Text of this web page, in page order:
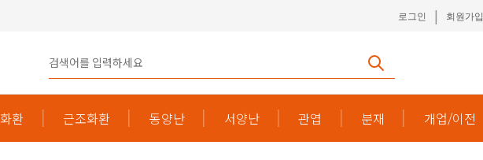
로그인 | 회원가입
환 근조화환 동양난 서양난 관엽 분재 개업/이전